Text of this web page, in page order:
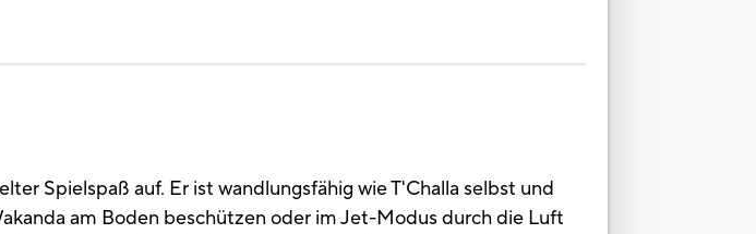
Spielspaß auf. Er ist wandlungsfähig wie T'Challa selbst und
am Boden beschützen oder im Jet-Modus durch die Luft